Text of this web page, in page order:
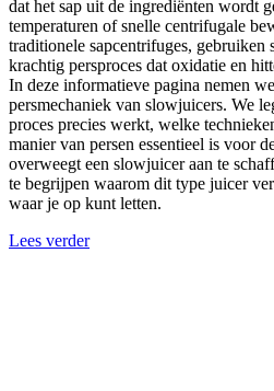
dat het sap uit de ingrediënten wordt
temperaturen of snelle centrifugale
traditionele sapcentrifuges, gebruiken
krachtig persproces dat oxidatie en
In deze informatieve pagina nemen
persmechaniek van slowjuicers. We
proces precies werkt, welke
manier van persen essentieel is voor
overweegt een slowjuicer aan te
te begrijpen waarom dit type juicer
waar je op kunt letten.
Lees verder